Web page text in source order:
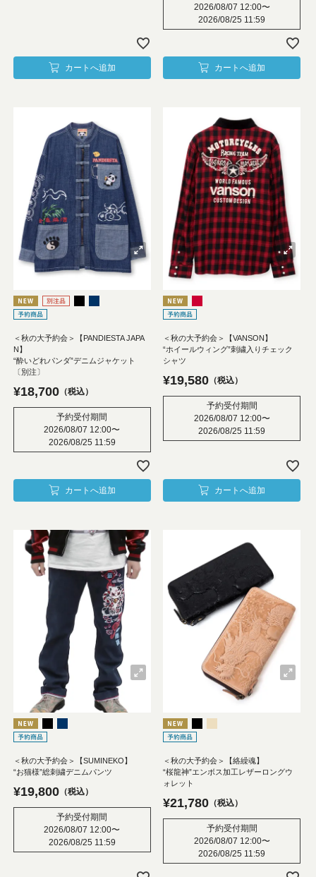
カートへ追加
2026/08/07 12:00〜
2026/08/25 11:59
カートへ追加
＜秋の大予約会＞【PANDIESTA JAPA
N】
“酔いどれパンダ”デニムジャケット
〔別注〕
¥18,700 税込
予約受付期間
2026/08/07 12:00〜
2026/08/25 11:59
カートへ追加
＜秋の大予約会＞【VANSON】
“ホイールウィング”刺繍入りチェック
シャツ
¥19,580 税込
予約受付期間
2026/08/07 12:00〜
2026/08/25 11:59
カートへ追加
＜秋の大予約会＞【SUMINEKO】
“お猫様”総刺繍デニムパンツ
¥19,800 税込
予約受付期間
2026/08/07 12:00〜
2026/08/25 11:59
＜秋の大予約会＞【絡繰魂】
“桜龍神”エンボス加工レザーロングウ
ォレット
¥21,780 税込
予約受付期間
2026/08/07 12:00〜
2026/08/25 11:59